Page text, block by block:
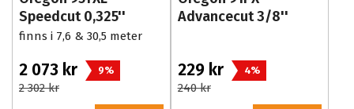
Speedcut 0,325''
Bulkpack
finns i 7,6 & 30,5 meter
2 073 kr 9%
2 302 kr
Advancecut 3/8''
229 kr 4%
240 kr